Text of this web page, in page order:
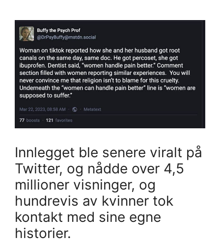
Innlegget ble senere viralt på
Twitter, og nådde over 4,5
millioner visninger, og
hundrevis av kvinner tok
kontakt med sine egne
historier.